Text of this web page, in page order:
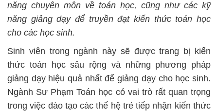
năng chuyên môn về toán học, cũng như các kỹ
năng giảng dạy để truyền đạt kiến thức toán học
cho các học sinh.
Sinh viên trong ngành này sẽ được trang bị kiến
thức toán học sâu rộng và những phương pháp
giảng dạy hiệu quả nhất để giảng dạy cho học sinh.
Ngành Sư Phạm Toán học có vai trò rất quan trọng
trong việc đào tạo các thế hệ trẻ tiếp nhận kiến thức